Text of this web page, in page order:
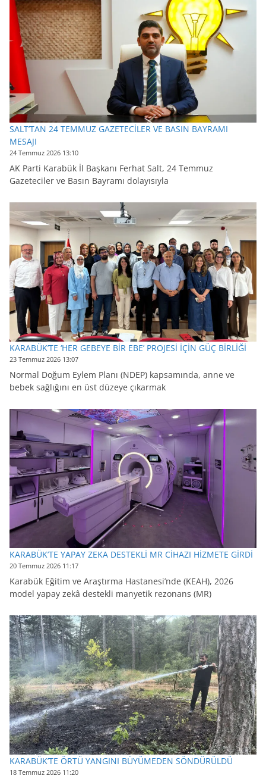
SALT’TAN 24 TEMMUZ GAZETECİLER VE BASIN BAYRAMI
MESAJI
24 Temmuz 2026 13:10
AK Parti Karabük İl Başkanı Ferhat Salt, 24 Temmuz
Gazeteciler ve Basın Bayramı dolayısıyla
KARABÜK’TE ‘HER GEBEYE BİR EBE’ PROJESİ İÇİN GÜÇ BİRLİĞİ
23 Temmuz 2026 13:07
Normal Doğum Eylem Planı (NDEP) kapsamında, anne ve
bebek sağlığını en üst düzeye çıkarmak
KARABÜK’TE YAPAY ZEKA DESTEKLİ MR CİHAZI HİZMETE GİRDİ
20 Temmuz 2026 11:17
Karabük Eğitim ve Araştırma Hastanesi’nde (KEAH), 2026
model yapay zekâ destekli manyetik rezonans (MR)
KARABÜK’TE ÖRTÜ YANGINI BÜYÜMEDEN SÖNDÜRÜLDÜ
18 Temmuz 2026 11:20